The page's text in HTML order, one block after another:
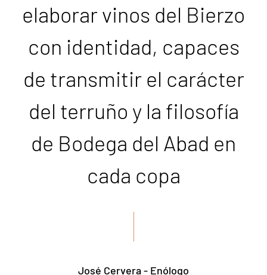
elaborar vinos del Bierzo
con identidad, capaces
de transmitir el carácter
del terruño y la filosofía
de Bodega del Abad en
cada copa
José Cervera - Enólogo